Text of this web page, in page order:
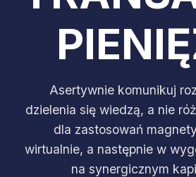
Asertywnie komunikuj
dzielenia się wiedzą, a nie
dla zastosowań
wirtualnie, a następnie w
na synergicznym